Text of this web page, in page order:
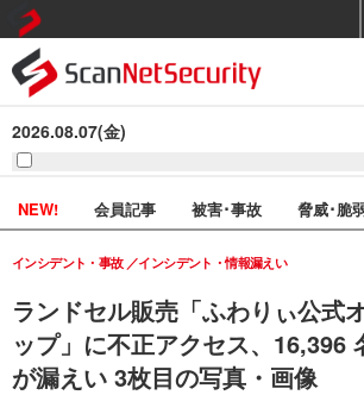
2026.08.07(金)
NEW! 会員記事 被害･事故 脅威･脆
ランドセル販売「ふわりぃ公式
ップ」に不正アクセス、16,396
が漏えい 3枚目の写真・画像
インシデント・事故 インシデント・情報漏えい